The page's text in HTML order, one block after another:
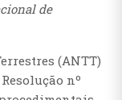
de
(ANTT)
nº